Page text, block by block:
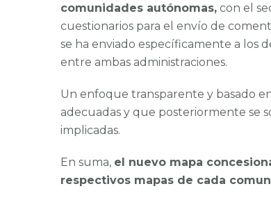
comunidades autónomas, con el
cuestionarios para el envío de
se ha enviado específicamente a los
entre ambas administraciones.
Un enfoque transparente y basado
adecuadas y que posteriormente se
implicadas.
En suma, el nuevo mapa
respectivos mapas de cada